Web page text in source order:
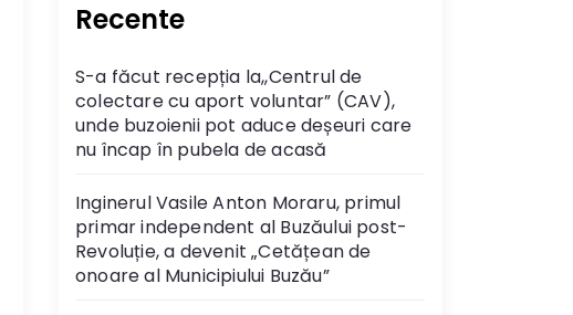
Recente
S-a făcut recepția la,,Centrul de
colectare cu aport voluntar” (CAV),
unde buzoienii pot aduce deșeuri care
nu încap în pubela de acasă
Inginerul Vasile Anton Moraru, primul
primar independent al Buzăului post-
Revoluție, a devenit „Cetățean de
onoare al Municipiului Buzău”